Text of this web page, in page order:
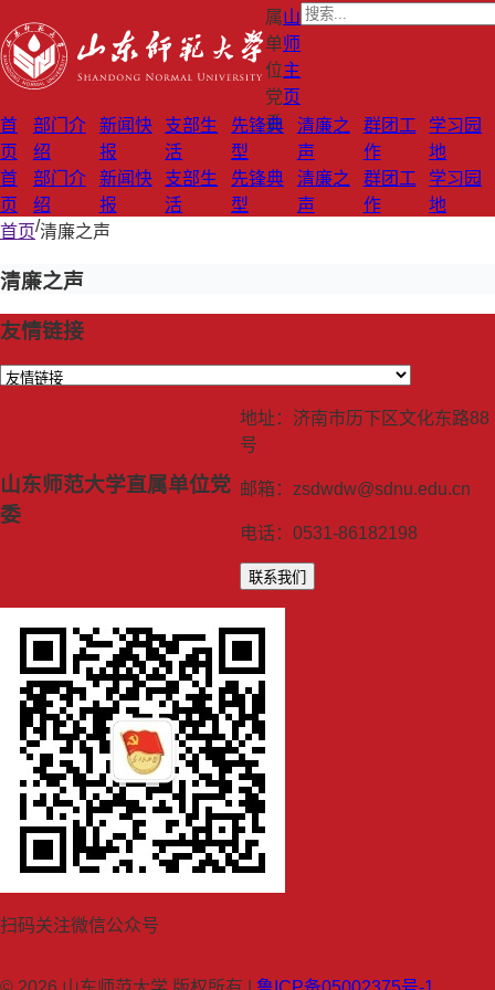
属
单
位
党
委
山
师
主
页
首
页
部门介
绍
新闻快
报
支部生
活
先锋典
型
清廉之
声
群团工
作
学习园
地
首
页
部门介
绍
新闻快
报
支部生
活
先锋典
型
清廉之
声
群团工
作
学习园
地
首页/清廉之声
清廉之声
友情链接
山东师范大学直属单位党
委
地址：济南市历下区文化东路88
号
邮箱：zsdwdw@sdnu.edu.cn
电话：0531-86182198
联系我们
扫码关注微信公众号